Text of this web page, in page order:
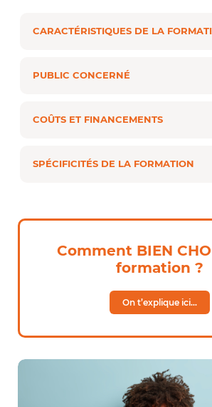
CARACTÉRISTIQUES DE LA
PUBLIC CONCERNÉ
COÛTS ET FINANCEMENTS
SPÉCIFICITÉS DE LA FORMATION
Comment BIEN
formation ?
On t’explique ici…